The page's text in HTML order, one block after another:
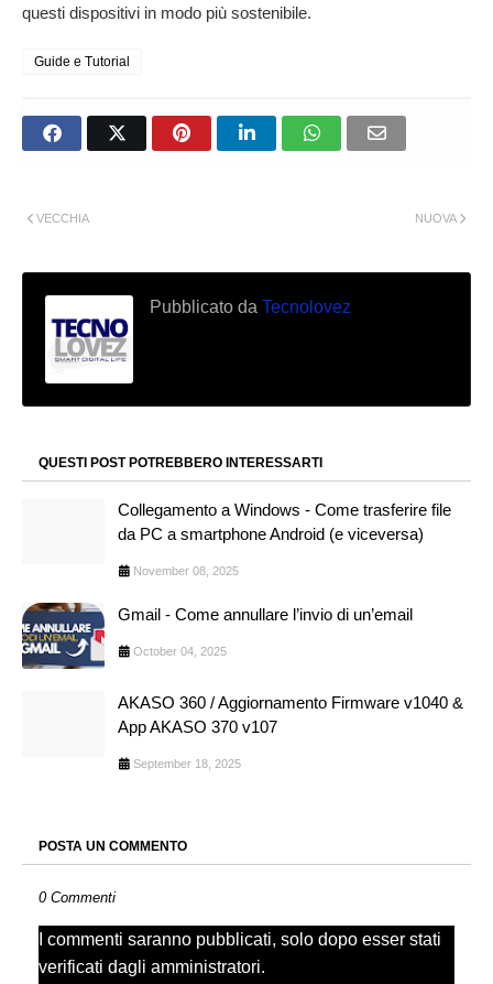
questi dispositivi in modo più sostenibile.
Guide e Tutorial
NUOVA
VECCHIA
Pubblicato da Tecnolovez
QUESTI POST POTREBBERO INTERESSARTI
Collegamento a Windows - Come trasferire file
da PC a smartphone Android (e viceversa)
November 08, 2025
Gmail - Come annullare l’invio di un’email
October 04, 2025
AKASO 360 / Aggiornamento Firmware v1040 &
App AKASO 370 v107
September 18, 2025
POSTA UN COMMENTO
0 Commenti
I commenti saranno pubblicati, solo dopo esser stati
verificati dagli amministratori.